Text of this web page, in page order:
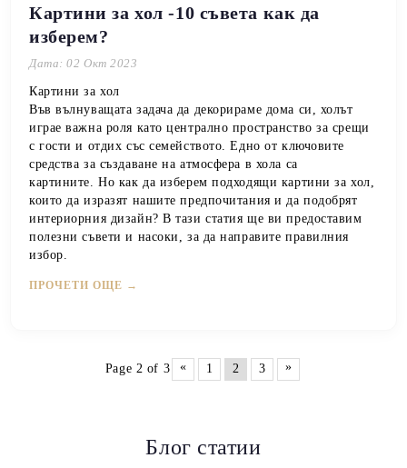
Картини за хол -10 съвета как да
изберем?
Дата: 02 Окт 2023
Картини за хол
Във вълнуващата задача да декорираме дома си, холът
играе важна роля като централно пространство за срещи
с гости и отдих със семейството.Едно от ключовите
средства за създаване на атмосфера в хола са
картините.Но как да изберем подходящи картини за хол,
които да изразят нашите предпочитания и да подобрят
интериорния дизайн?В тази статия ще ви предоставим
полезни съвети и насоки, за да направите правилния
избор.
ПРОЧЕТИ ОЩЕ →
Page 2 of 3 « 1 2 3 »
Блог статии